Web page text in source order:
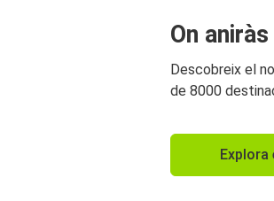
On
Descobreix el
de 8000
Explora